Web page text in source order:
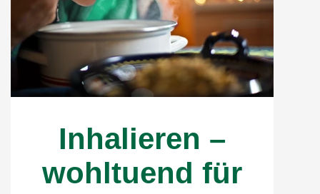
Inhalieren –
wohltuend für